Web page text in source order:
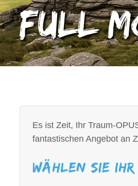
Full
Es ist Zeit, Ihr Traum-
fantastischen Angebot an
Wählen Sie